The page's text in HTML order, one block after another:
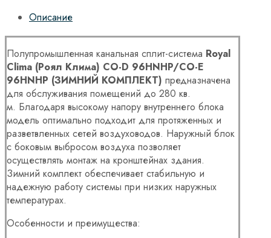
Описание
Полупромышленная канальная сплит-система Royal
Clima (Роял Клима) CO-D 96HNHP/CO-E
96HNHP (ЗИМНИЙ КОМПЛЕКТ) предназначена
для обслуживания помещений до 280 кв.
м. Благодаря высокому напору внутреннего блока
модель оптимально подходит для протяженных и
разветвленных сетей воздуховодов. Наружный блок
с боковым выбросом воздуха позволяет
осуществлять монтаж на кронштейнах здания.
Зимний комплект обеспечивает стабильную и
надежную работу системы при низких наружных
температурах.
Особенности и преимущества: